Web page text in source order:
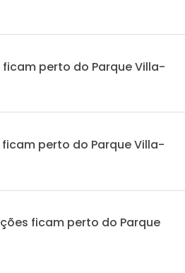
perto do Parque Villa-
perto do Parque Villa-
ficam perto do Parque